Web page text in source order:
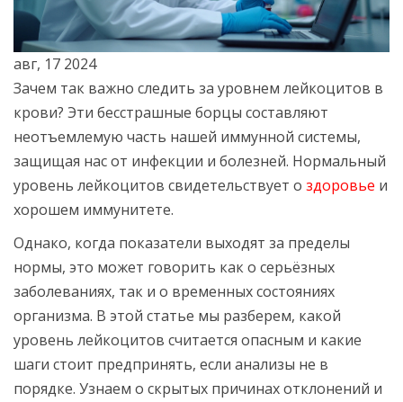
авг, 17 2024
Зачем так важно следить за уровнем лейкоцитов в
крови? Эти бесстрашные борцы составляют
неотъемлемую часть нашей иммунной системы,
защищая нас от инфекции и болезней. Нормальный
уровень лейкоцитов свидетельствует о здоровье и
хорошем иммунитете.
Однако, когда показатели выходят за пределы
нормы, это может говорить как о серьёзных
заболеваниях, так и о временных состояниях
организма. В этой статье мы разберем, какой
уровень лейкоцитов считается опасным и какие
шаги стоит предпринять, если анализы не в
порядке. Узнаем о скрытых причинах отклонений и